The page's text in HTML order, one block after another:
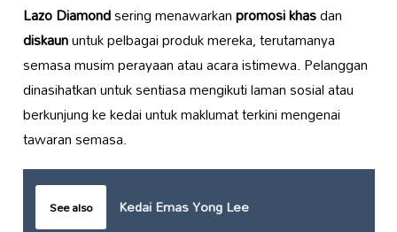
Lazo Diamondsering menawarkanpromosi khasdan
diskaununtuk pelbagai produk mereka, terutamanya
semasa musim perayaan atau acara istimewa. Pelanggan
dinasihatkan untuk sentiasa mengikuti laman sosial atau
berkunjung ke kedai untuk maklumat terkini mengenai
tawaran semasa.
See also Kedai Emas Yong Lee